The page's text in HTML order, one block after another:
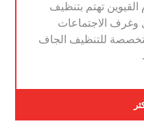
تهتم بتنظيف
وغرف الاجتماعات
للتنظيف الجاف